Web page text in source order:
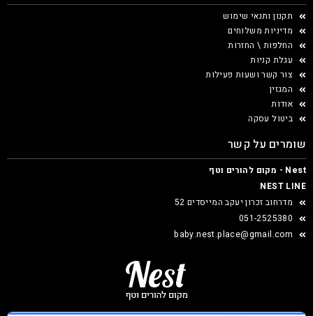
תקנון ותנאי שימוש
מדיניות משלוחים
החלפות \ החזרות
עגלת קניות
צור קשר ושעות פעילות
המגזין
אודות
ביטול עסקה
שומרים על קשר
Nest - מקום להורים וטף
NEST LINE
מדרחוב זכרון יעקב המייסדים 52
051-2525380
baby.nest.place@gmail.com